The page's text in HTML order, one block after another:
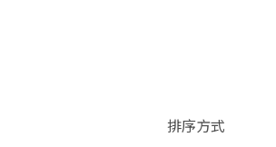
排序方式